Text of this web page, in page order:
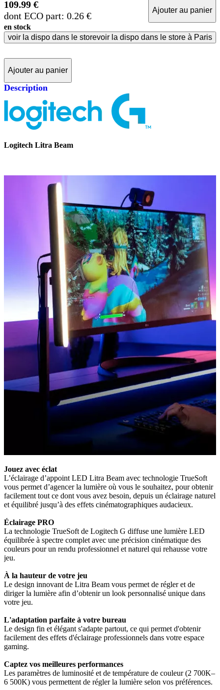
109.99 €
dont ECO part: 0.26 €
Ajouter au panier
en stock
voir la dispo dans le storevoir la dispo dans le store à Paris
Ajouter au panier
Description
Logitech Litra Beam
Jouez avec éclat
L’éclairage d’appoint LED Litra Beam avec technologie TrueSoft
vous permet d’agencer la lumière où vous le souhaitez, pour obtenir
facilement tout ce dont vous avez besoin, depuis un éclairage naturel
et équilibré jusqu’à des effets cinématographiques audacieux.
Éclairage PRO
La technologie TrueSoft de Logitech G diffuse une lumière LED
équilibrée à spectre complet avec une précision cinématique des
couleurs pour un rendu professionnel et naturel qui rehausse votre
jeu.
À la hauteur de votre jeu
Le design innovant de Litra Beam vous permet de régler et de
diriger la lumière afin d’obtenir un look personnalisé unique dans
votre jeu.
L'adaptation parfaite à votre bureau
Le design fin et élégant s'adapte partout, ce qui permet d'obtenir
facilement des effets d'éclairage professionnels dans votre espace
gaming.
Captez vos meilleures performances
Les paramètres de luminosité et de température de couleur (2 700K–
6 500K) vous permettent de régler la lumière selon vos préférences.